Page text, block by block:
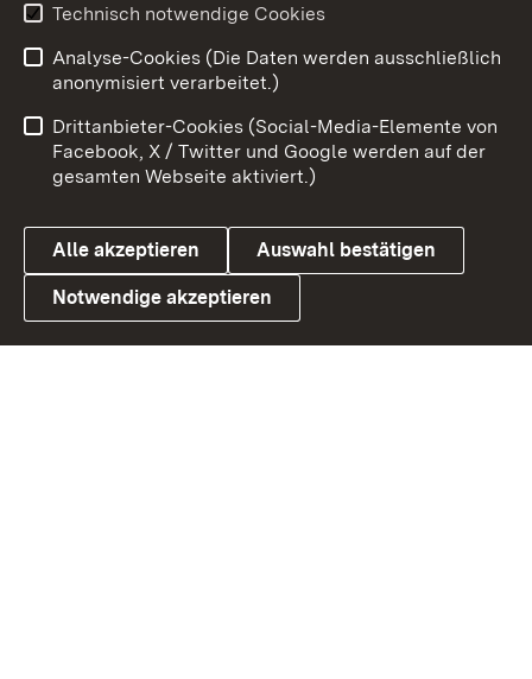
Link zum Landesportal
Impressum
Kontakt
Barrierefreiheit
Datenschutz
Cookies
Technisch notwendige Cookies
Analyse-Cookies (Die Daten werden ausschließlich
anonymisiert verarbeitet.)
Drittanbieter-Cookies (Social-Media-Elemente von
Facebook, X / Twitter und Google werden auf der
gesamten Webseite aktiviert.)
Alle akzeptieren Auswahl bestätigen
Notwendige akzeptieren